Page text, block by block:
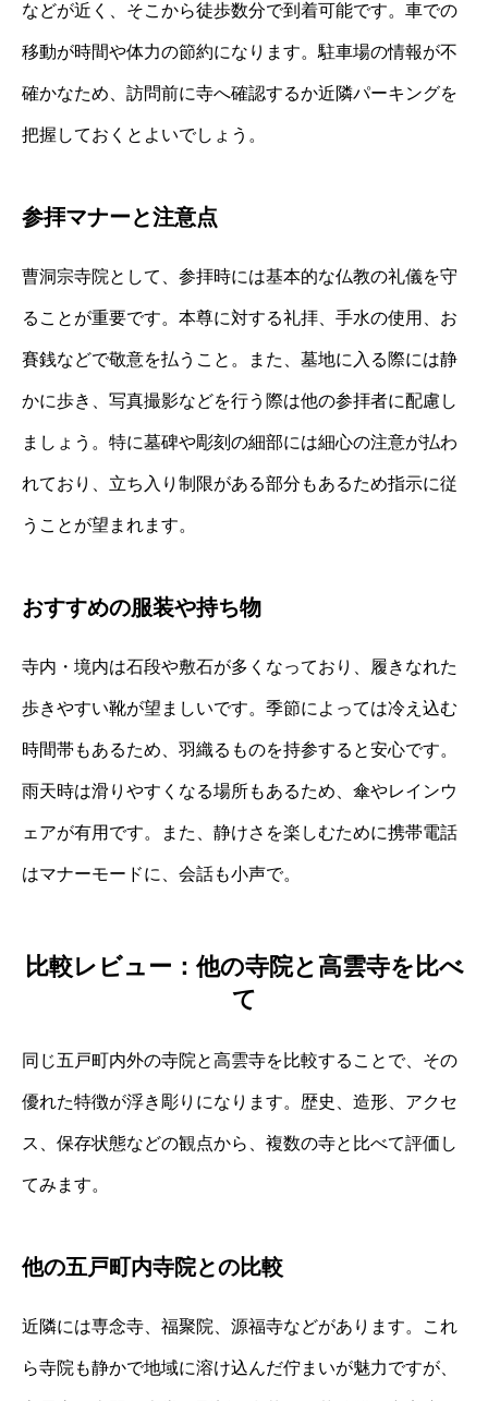
などが近く、そこから徒歩数分で到着可能です。車での
移動が時間や体力の節約になります。駐車場の情報が不
確かなため、訪問前に寺へ確認するか近隣パーキングを
把握しておくとよいでしょう。
参拝マナーと注意点
曹洞宗寺院として、参拝時には基本的な仏教の礼儀を守
ることが重要です。本尊に対する礼拝、手水の使用、お
賽銭などで敬意を払うこと。また、墓地に入る際には静
かに歩き、写真撮影などを行う際は他の参拝者に配慮し
ましょう。特に墓碑や彫刻の細部には細心の注意が払わ
れており、立ち入り制限がある部分もあるため指示に従
うことが望まれます。
おすすめの服装や持ち物
寺内・境内は石段や敷石が多くなっており、履きなれた
歩きやすい靴が望ましいです。季節によっては冷え込む
時間帯もあるため、羽織るものを持参すると安心です。
雨天時は滑りやすくなる場所もあるため、傘やレインウ
ェアが有用です。また、静けさを楽しむために携帯電話
はマナーモードに、会話も小声で。
比較レビュー：他の寺院と高雲寺を比べ
て
同じ五戸町内外の寺院と高雲寺を比較することで、その
優れた特徴が浮き彫りになります。歴史、造形、アクセ
ス、保存状態などの観点から、複数の寺と比べて評価し
てみます。
他の五戸町内寺院との比較
近隣には専念寺、福聚院、源福寺などがあります。これ
ら寺院も静かで地域に溶け込んだ佇まいが魅力ですが、